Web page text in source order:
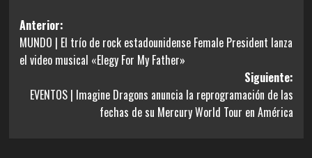
Navegación
de
entradas
Anterior:
MUNDO | El trío de rock estadounidense Female President lanza
el video musical «Elegy For My Father»
Siguiente:
EVENTOS | Imagine Dragons anuncia la reprogramación de las
fechas de su Mercury World Tour en América